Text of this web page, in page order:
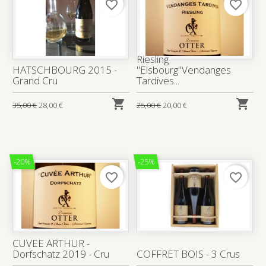
HATSCHBOURG 2015 -
Grand Cru
35,00 €28,00 € 
favorite_border
Riesling
"Elsbourg"Vendanges
Tardives...
25,00 €20,00 € 
favorite_border
-20%
CUVEE ARTHUR -
Dorfschatz 2019 - Cru
favorite_border
-25%
COFFRET BOIS - 3 Crus
favorite_border